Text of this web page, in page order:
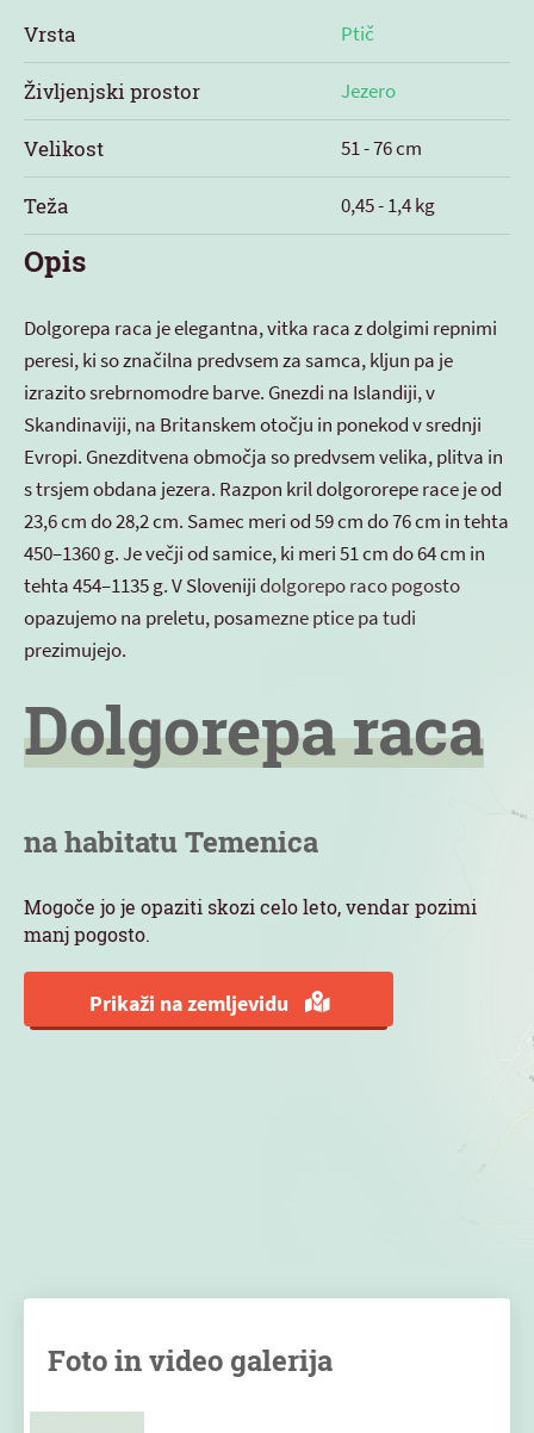
Vrsta Ptič
Življenjski prostor Jezero
Velikost 51 - 76 cm
Teža 0,45 - 1,4 kg
Opis
Dolgorepa raca je elegantna, vitka raca z dolgimi repnimi
peresi, ki so značilna predvsem za samca, kljun pa je
izrazito srebrnomodre barve. Gnezdi na Islandiji, v
Skandinaviji, na Britanskem otočju in ponekod v srednji
Evropi. Gnezditvena območja so predvsem velika, plitva in
s trsjem obdana jezera. Razpon kril dolgororepe race je od
23,6 cm do 28,2 cm. Samec meri od 59 cm do 76 cm in tehta
450–1360 g. Je večji od samice, ki meri 51 cm do 64 cm in
tehta 454–1135 g. V Sloveniji dolgorepo raco pogosto
opazujemo na preletu, posamezne ptice pa tudi
prezimujejo.
Dolgorepa raca
na habitatu Temenica
Mogoče jo je opaziti skozi celo leto, vendar pozimi
manj pogosto.
Prikaži na zemljevidu
Foto in video galerija